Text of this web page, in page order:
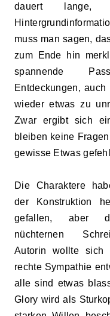
dauert
muss man sagen,
zum Ende hin
spannende
Entdeckungen,
wieder etwas zu
Zwar ergibt sich
bleiben keine
gewisse Etwas
Die Charaktere
der Konstruktion
gefallen, aber
nüchternen
Autorin wollte sich
rechte Sympathie
alle sind etwas
Glory wird als